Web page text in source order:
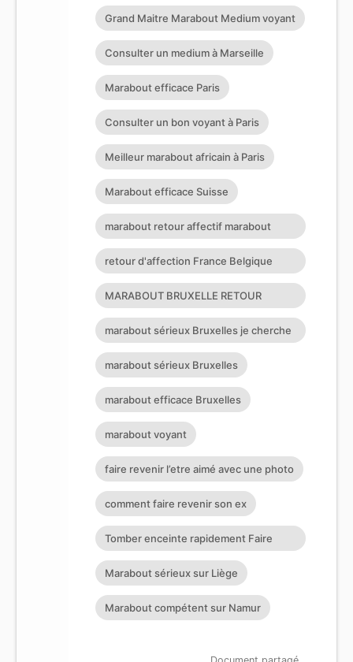
Grand Maitre Marabout Medium voyant
Consulter un medium à Marseille
Marabout efficace Paris
Consulter un bon voyant à Paris
Meilleur marabout africain à Paris
Marabout efficace Suisse
marabout retour affectif marabout
africain suisse
retour d'affection France Belgique
Suisse Allemagne
MARABOUT BRUXELLE RETOUR
AFFECTIF
marabout sérieux Bruxelles je cherche
un puissant marabout
marabout sérieux Bruxelles
marabout efficace Bruxelles
marabout voyant
faire revenir l’etre aimé avec une photo
comment faire revenir son ex
Tomber enceinte rapidement Faire
revenir son ex Retour affectif
Marabout sérieux sur Liège
Marabout compétent sur Namur